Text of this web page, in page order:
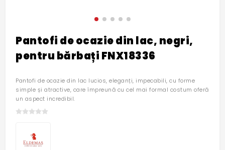
Pantofi de ocazie din lac, negri,
pentru bărbați FNX18336
Pantofi de ocazie din lac lucios, eleganți, impecabili, cu forme
simple și atractive, care împreună cu cel mai formal costum oferă
un aspect incredibil.